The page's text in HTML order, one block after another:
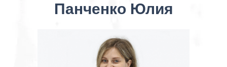
Панченко Юлия